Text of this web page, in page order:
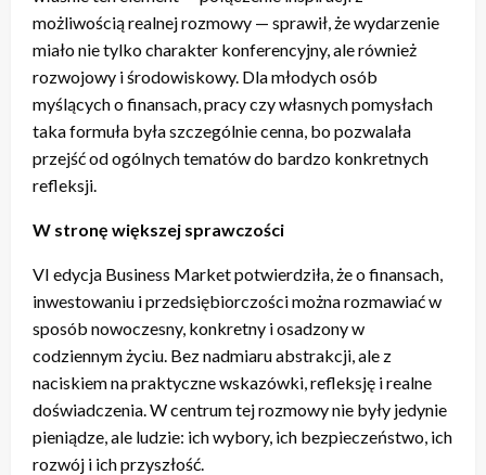
możliwością realnej rozmowy — sprawił, że wydarzenie
miało nie tylko charakter konferencyjny, ale również
rozwojowy i środowiskowy. Dla młodych osób
myślących o finansach, pracy czy własnych pomysłach
taka formuła była szczególnie cenna, bo pozwalała
przejść od ogólnych tematów do bardzo konkretnych
refleksji.
W stronę większej sprawczości
VI edycja Business Market potwierdziła, że o finansach,
inwestowaniu i przedsiębiorczości można rozmawiać w
sposób nowoczesny, konkretny i osadzony w
codziennym życiu. Bez nadmiaru abstrakcji, ale z
naciskiem na praktyczne wskazówki, refleksję i realne
doświadczenia. W centrum tej rozmowy nie były jedynie
pieniądze, ale ludzie: ich wybory, ich bezpieczeństwo, ich
rozwój i ich przyszłość.